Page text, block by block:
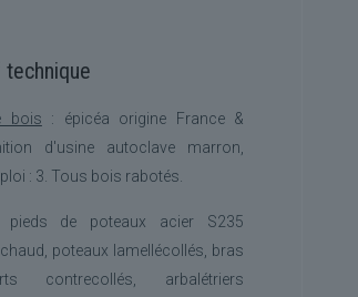
bois : épicéa origine France &
d'usine autoclave marron,
: 3. Tous bois rabotés.
de poteaux acier S235
poteaux lamellécollés, bras
contrecollés, arbalétriers